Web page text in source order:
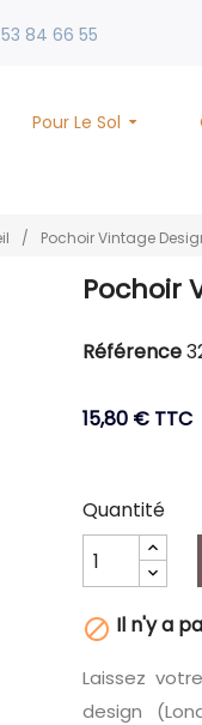
84 66 55
Pour Le Sol
/ Pochoir Vintage
Pochoir
Référence
15,80 € TTC
Quantité
 Il n'y a
Laissez
design